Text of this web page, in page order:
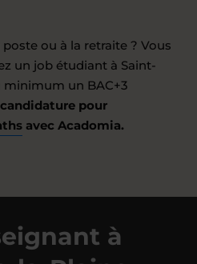
ou à la retraite ? Vous
un job étudiant à Saint-
minimum un BAC+3
pour
avec Acadomia.
à